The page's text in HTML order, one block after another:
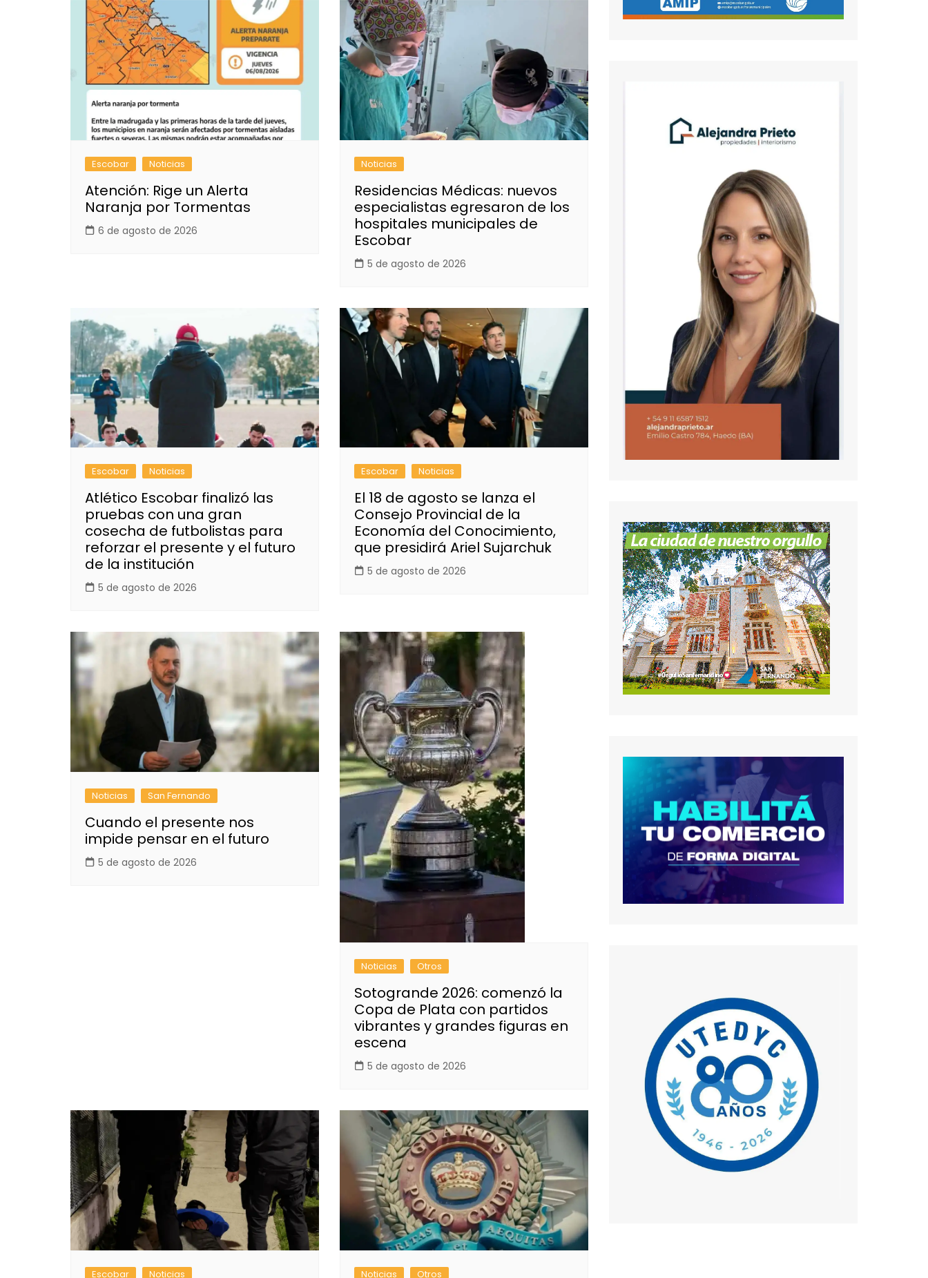
Escobar Noticias
Atención: Rige un Alerta
Naranja por Tormentas
6 de agosto de 2026
Noticias
Residencias Médicas: nuevos
especialistas egresaron de los
hospitales municipales de
Escobar
5 de agosto de 2026
Escobar Noticias
Atlético Escobar finalizó las
pruebas con una gran
cosecha de futbolistas para
reforzar el presente y el futuro
de la institución
5 de agosto de 2026
Escobar Noticias
El 18 de agosto se lanza el
Consejo Provincial de la
Economía del Conocimiento,
que presidirá Ariel Sujarchuk
5 de agosto de 2026
Noticias San Fernando
Cuando el presente nos
impide pensar en el futuro
5 de agosto de 2026
Noticias Otros
Sotogrande 2026: comenzó la
Copa de Plata con partidos
vibrantes y grandes figuras en
escena
5 de agosto de 2026
Escobar Noticias Noticias Otros